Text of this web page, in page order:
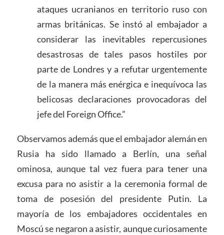
ataques ucranianos en territorio ruso con
armas británicas. Se instó al embajador a
considerar las inevitables repercusiones
desastrosas de tales pasos hostiles por
parte de Londres y a refutar urgentemente
de la manera más enérgica e inequívoca las
belicosas declaraciones provocadoras del
jefe del Foreign Office.”
Observamos además que el embajador alemán en
Rusia ha sido llamado a Berlín, una señal
ominosa, aunque tal vez fuera para tener una
excusa para no asistir a la ceremonia formal de
toma de posesión del presidente Putin. La
mayoría de los embajadores occidentales en
Moscú se negaron a asistir, aunque curiosamente